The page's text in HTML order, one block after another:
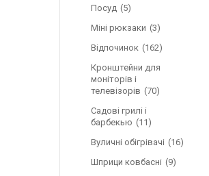
Посуд
5
Міні рюкзаки
3
Відпочинок
162
Кронштейни для
моніторів і
телевізорів
70
Садові грилі і
барбекью
11
Вуличні обігрівачі
16
Шприци ковбасні
9